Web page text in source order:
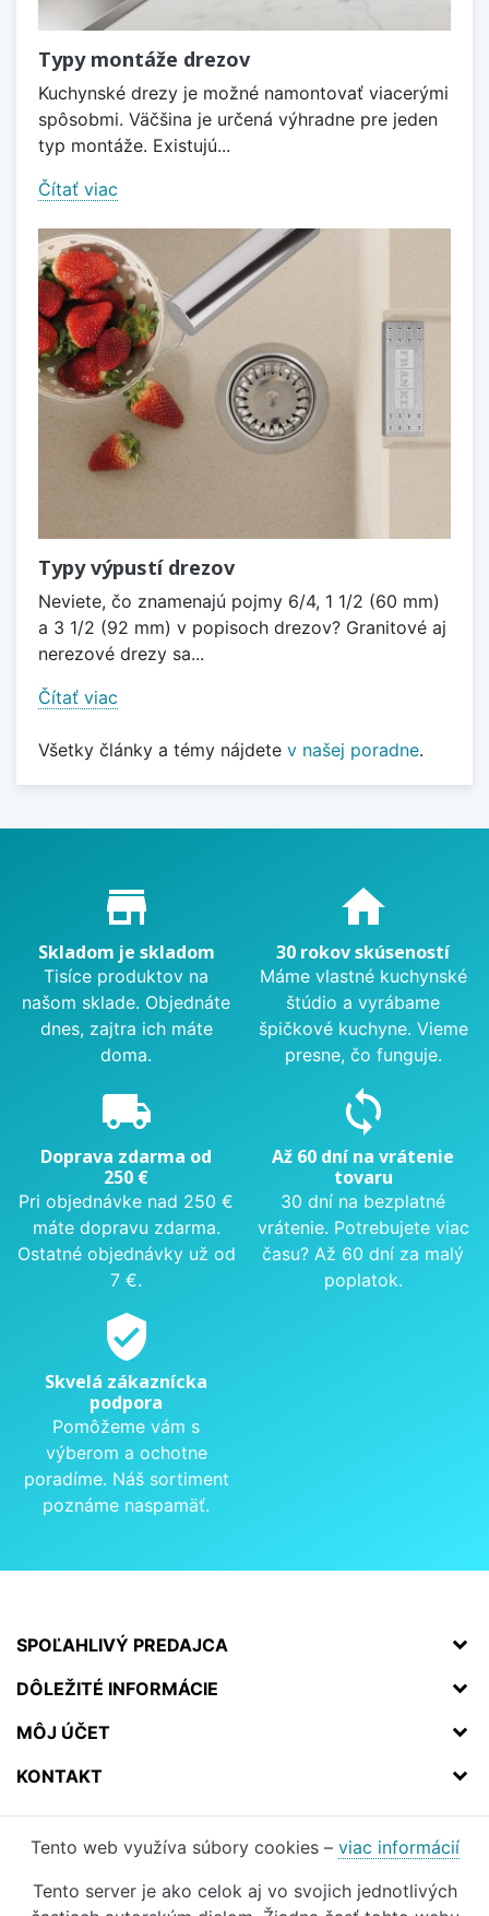
Typy montáže drezov
Kuchynské drezy je možné namontovať viacerými
spôsobmi. Väčšina je určená výhradne pre jeden
typ montáže. Existujú...
Čítať viac
Typy výpustí drezov
Neviete, čo znamenajú pojmy 6/4, 1 1/2 (60 mm)
a 3 1/2 (92 mm) v popisoch drezov? Granitové aj
nerezové drezy sa...
Čítať viac
Všetky články a témy nájdete v našej poradne.
Proč nakupovat u nás?
store_mall_directory
Skladom je skladom
Tisíce produktov na
našom sklade. Objednáte
dnes, zajtra ich máte
doma.
home
30 rokov skúseností
Máme vlastné kuchynské
štúdio a vyrábame
špičkové kuchyne. Vieme
presne, čo funguje.
local_shipping
Doprava zdarma od
250 €
Pri objednávke nad 250 €
máte dopravu zdarma.
Ostatné objednávky už od
7 €.
sync
Až 60 dní na vrátenie
tovaru
30 dní na bezplatné
vrátenie. Potrebujete viac
času? Až 60 dní za malý
poplatok.
verified_user
Skvelá zákaznícka
podpora
Pomôžeme vám s
výberom a ochotne
poradíme. Náš sortiment
poznáme naspamäť.
SPOĽAHLIVÝ PREDAJCA
DÔLEŽITÉ INFORMÁCIE
MÔJ ÚČET
KONTAKT
Tento web využíva súbory cookies – viac informácií
Tento server je ako celok aj vo svojich jednotlivých